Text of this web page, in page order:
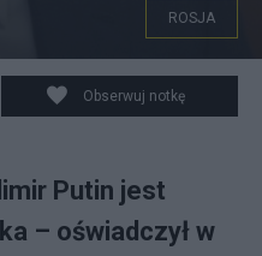
może poważnie
ROSJA
Obserwuj notkę
Putin jest
– oświadczył w